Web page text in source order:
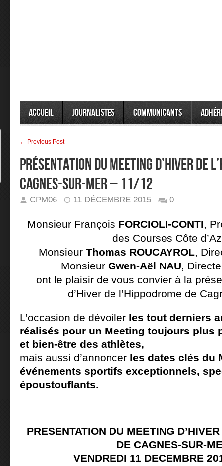
Accueil Journalistes Communicants
← Previous Post
PRÉSENTATION DU MEETING D’HIVER DE
CAGNES-SUR-MER – 11/12
CPM06 11 DÉCEMBRE 2015 0
Monsieur François FORCIOLI-CONTI,
des Courses Côte
Monsieur Thomas ROUCAYROL,
MonsieurGwen-Aël NAU,
ont le plaisir de vous convier à la
d’Hiver de l’Hippodrome de
L’occasion de dévoiler les tout derniers
réalisés pour un Meeting toujours plus
et bien-être des athlètes,
mais aussi d’annoncer les dates clés du
événements sportifs exceptionnels,
époustouflants.
PRESENTATION DU MEETING
DE CAGNES-SUR-
VENDREDI 11 DECEMBRE